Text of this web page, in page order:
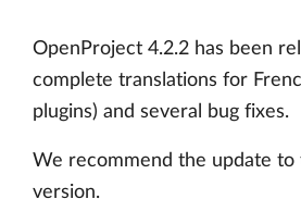
OpenProject 4.2.2 has been
complete translations for
plugins) and several bug fixes.
We recommend the update
version.